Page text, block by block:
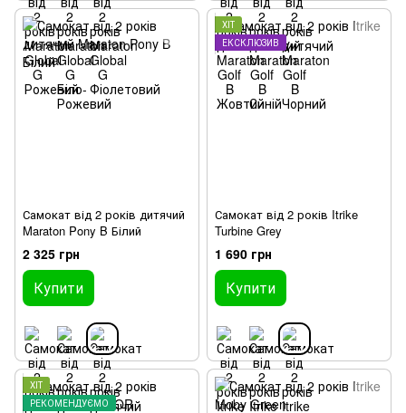
Самокат від 2 років дитячий
Maraton Pony B Білий
2 325 грн
Купити
ХІТ
ЕКСКЛЮЗИВ
Самокат від 2 років Itrike
Turbine Grey
1 690 грн
Купити
ХІТ
РЕКОМЕНДУЄМО